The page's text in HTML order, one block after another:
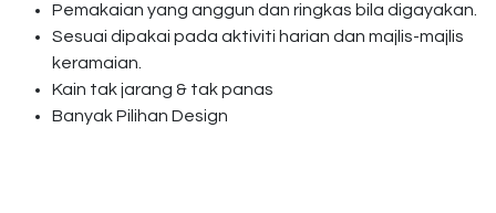
Pemakaian yang anggun dan ringkas bila digayakan.
Sesuai dipakai pada aktiviti harian dan majlis-majlis
keramaian.
Kain tak jarang & tak panas
Banyak Pilihan Design